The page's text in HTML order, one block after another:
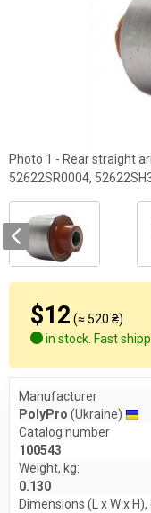
Photo 1 - Rear straight
52622SR0004,
$12 (≈ 520 ₴)
in stock. Fast
Manufacturer
PolyPro (Ukraine)
Catalog number
100543
Weight, kg:
0.130
Dimensions (L x W x H),